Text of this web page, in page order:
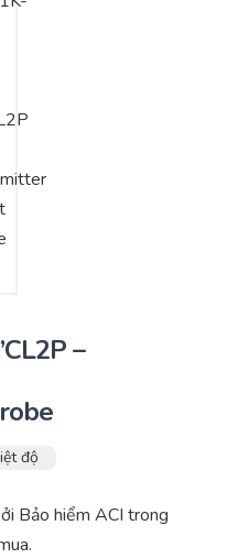
khiển
–
độ
Bảo hiểm ACI trong